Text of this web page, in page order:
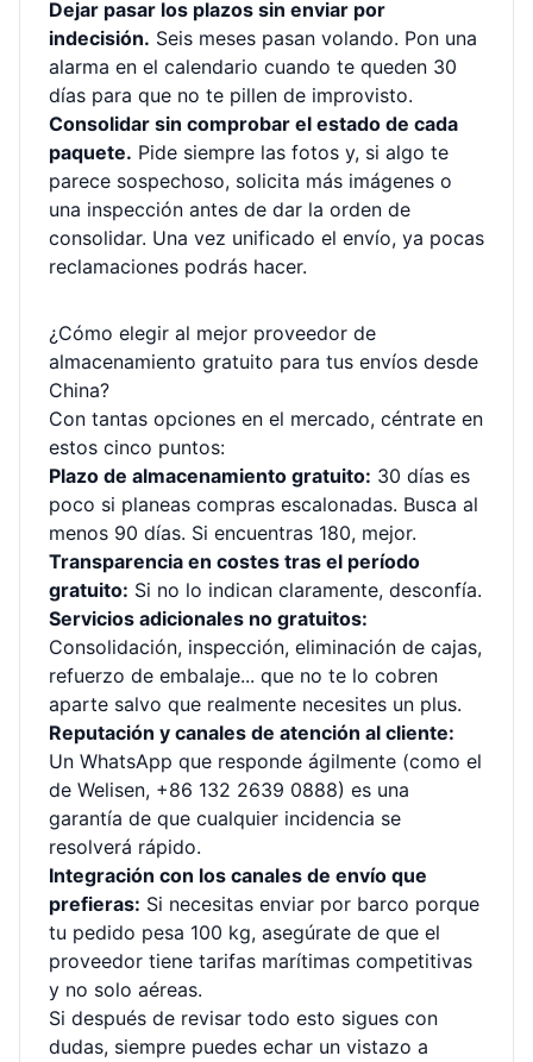
Dejar pasar los plazos sin enviar por
indecisión. Seis meses pasan volando. Pon una
alarma en el calendario cuando te queden 30
días para que no te pillen de improvisto.
Consolidar sin comprobar el estado de cada
paquete. Pide siempre las fotos y, si algo te
parece sospechoso, solicita más imágenes o
una inspección antes de dar la orden de
consolidar. Una vez unificado el envío, ya pocas
reclamaciones podrás hacer.
¿Cómo elegir al mejor proveedor de
almacenamiento gratuito para tus envíos desde
China?
Con tantas opciones en el mercado, céntrate en
estos cinco puntos:
Plazo de almacenamiento gratuito: 30 días es
poco si planeas compras escalonadas. Busca al
menos 90 días. Si encuentras 180, mejor.
Transparencia en costes tras el período
gratuito: Si no lo indican claramente, desconfía.
Servicios adicionales no gratuitos:
Consolidación, inspección, eliminación de cajas,
refuerzo de embalaje... que no te lo cobren
aparte salvo que realmente necesites un plus.
Reputación y canales de atención al cliente:
Un WhatsApp que responde ágilmente (como el
de Welisen, +86 132 2639 0888) es una
garantía de que cualquier incidencia se
resolverá rápido.
Integración con los canales de envío que
prefieras: Si necesitas enviar por barco porque
tu pedido pesa 100 kg, asegúrate de que el
proveedor tiene tarifas marítimas competitivas
y no solo aéreas.
Si después de revisar todo esto sigues con
dudas, siempre puedes echar un vistazo a